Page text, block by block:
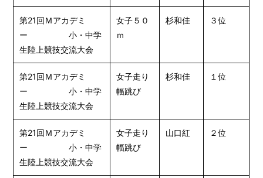
第21回Ｍアカデミ
ー 小・中学
生陸上競技交流大会
女子５０
ｍ
杉和佳 ３位
第21回Ｍアカデミ
ー 小・中学
生陸上競技交流大会
女子走り
幅跳び
杉和佳 １位
第21回Ｍアカデミ
ー 小・中学
生陸上競技交流大会
女子走り
幅跳び
山口紅 ２位